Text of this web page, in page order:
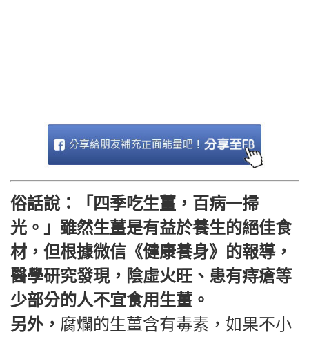
俗話說：「四季吃生薑，百病一掃
光。」雖然生薑是有益於養生的絕佳食
材，但根據微信《健康養身》的報導，
醫學研究發現，陰虛火旺、患有痔瘡等
少部分的人不宜食用生薑。
另外， 腐爛的生薑含有毒素，如果不小